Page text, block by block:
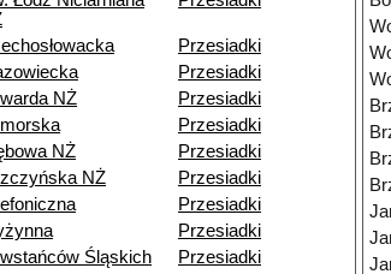
Przesiadki
Przesiadki
NŻ
Przesiadki
Przesiadki
NŻ
Przesiadki
NŻ
Przesiadki
Przesiadki
Przesiadki
Śląskich
Przesiadki